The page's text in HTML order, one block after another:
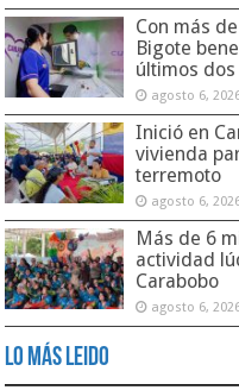
Con más
Bigote
últimos dos
agosto 6,
Inició en
vivienda
terremoto
agosto 6,
Más de 6
actividad
Carabobo
agosto 6,
Lo Más Leido